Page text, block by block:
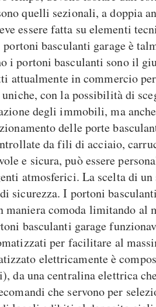
quelli sezionali, a doppia
essere fatta su elementi
basculanti garage è
i portoni basculanti sono il
in commercio
con la possibilità di
degli immobili, ma
delle porte
da fili di acciaio,
e sicura, può essere
atmosferici. La scelta di
sicurezza. I portoni
maniera comoda limitando
basculanti garage
per facilitare al
elettricamente è
da una centralina elettrica
che servono per